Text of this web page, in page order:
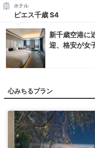
ホテル
ピエス千歳 S4
新千歳空港に
迎、格安が女
心みちるプラン